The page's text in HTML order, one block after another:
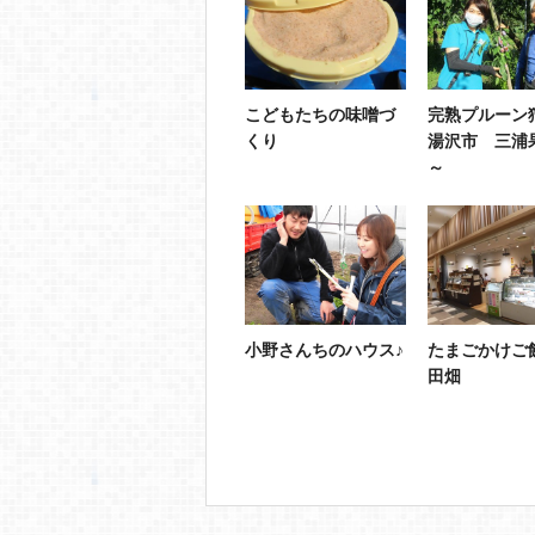
こどもたちの味噌づ
くり
完熟プルーン
湯沢市 三浦
～
小野さんちのハウス♪
たまごかけ
田畑